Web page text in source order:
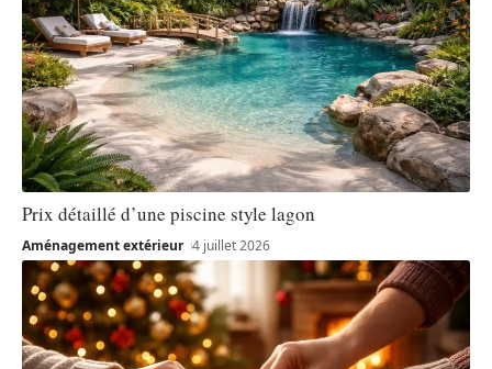
Prix détaillé d’une piscine style lagon
Aménagement extérieur 4 juillet 2026